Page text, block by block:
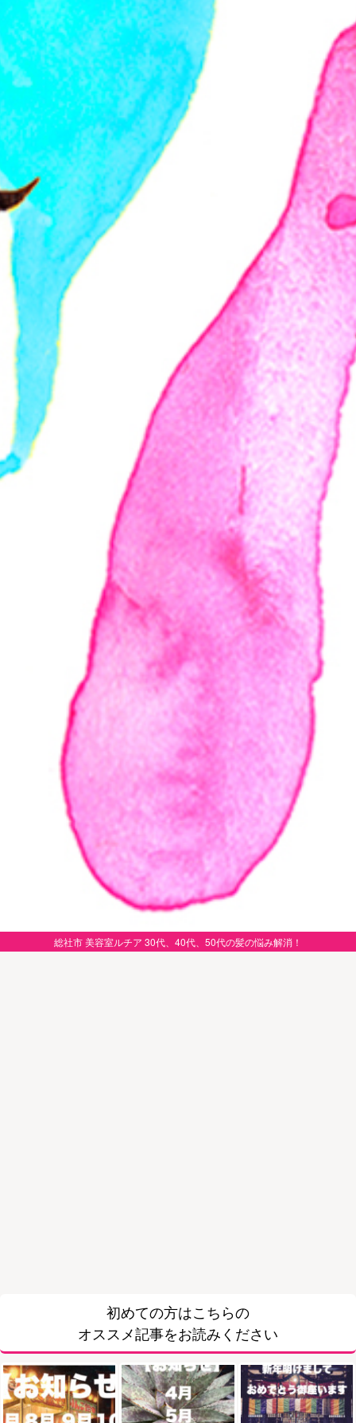
総社市 美容室ルチア 30代、40代、50代の髪の悩み解消！
初めての方はこちらの
オススメ記事をお読みください